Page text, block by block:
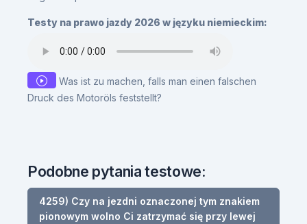
Testy na prawo jazdy 2026 w języku niemieckim:
Was ist zu machen, falls man einen falschen
Druck des Motoröls feststellt?
Podobne pytania testowe:
4259) Czy na jezdni oznaczonej tym znakiem
pionowym wolno Ci zatrzymać się przy lewej